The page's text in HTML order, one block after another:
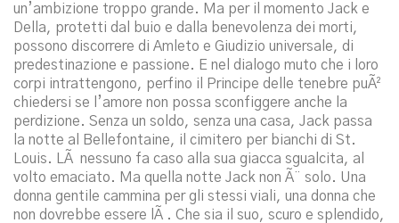
un’ambizione troppo grande. Ma per il momento Jack e
Della, protetti dal buio e dalla benevolenza dei morti,
possono discorrere di Amleto e Giudizio universale, di
predestinazione e passione. E nel dialogo muto che i loro
corpi intrattengono, perfino il Principe delle tenebre puÃ²
chiedersi se l’amore non possa sconfiggere anche la
perdizione. Senza un soldo, senza una casa, Jack passa
la notte al Bellefontaine, il cimitero per bianchi di St.
Louis. LÃ nessuno fa caso alla sua giacca sgualcita, al
volto emaciato. Ma quella notte Jack non Ã¨ solo. Una
donna gentile cammina per gli stessi viali, una donna che
non dovrebbe essere lÃ . Che sia il suo, scuro e splendido,